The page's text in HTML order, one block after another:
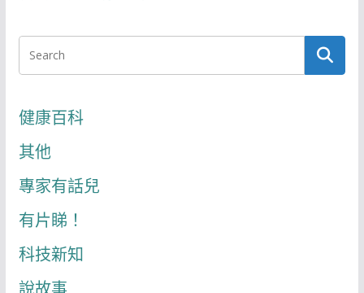
健康百科
其他
專家有話兒
有片睇！
科技新知
說故事